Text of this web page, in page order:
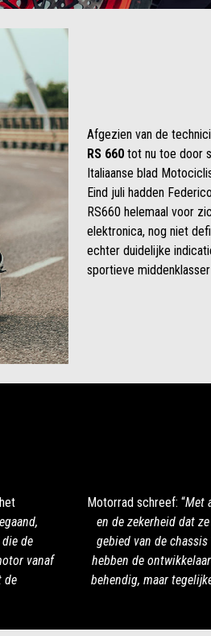
Afgezien van de
RS 660 tot nu toe door
Italiaanse blad
Eind juli hadden
RS660 helemaal voor
elektronica, nog niet
echter duidelijke
sportieve
de
vanaf
de
Motorrad schreef: “Met
en de zekerheid dat
gebied van de
hebben de
behendig, maar